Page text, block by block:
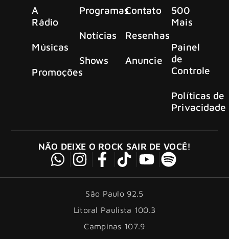
A
Rádio
Músicas
Promoções
Programas
Notícias
Shows
Contato
Resenhas
Anuncie
500
Mais
Painel
de
Controle
Políticas de
Privacidade
NÃO DEIXE O ROCK SAIR DE VOCÊ!
São Paulo 92.5
Litoral Paulista 100.3
Campinas 107.9